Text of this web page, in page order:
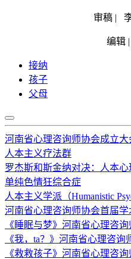
审稿 |
编辑
接纳
孩子
父母
河南省心理咨询师协会成立大
人本主义疗法群
罗杰斯和斯金纳对决：人本
单纯色情狂综合症
人本主义学派（Humanistic
河南省心理咨询师协会首届学
《睡眠与梦》河南省心理咨
《我，ta？》河南省心理咨
《救救孩子》河南省心理咨